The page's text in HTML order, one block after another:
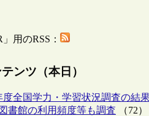
用のRSS：
ンツ（本日）
全国学力・学習状況調査の結
書館の利用頻度等も調査 （72）